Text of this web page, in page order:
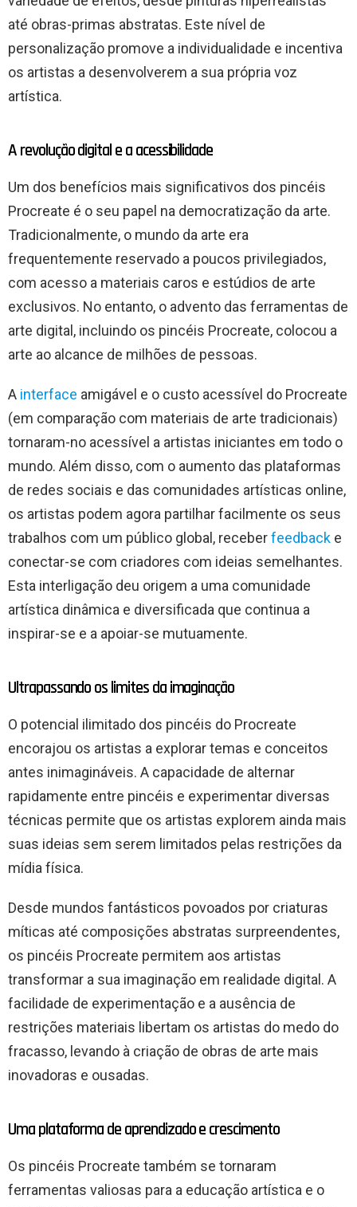
até obras-primas abstratas. Este nível de
personalização promove a individualidade e incentiva
os artistas a desenvolverem a sua própria voz
artística.
A revolução digital e a acessibilidade
Um dos benefícios mais significativos dos pincéis
Procreate é o seu papel na democratização da arte.
Tradicionalmente, o mundo da arte era
frequentemente reservado a poucos privilegiados,
com acesso a materiais caros e estúdios de arte
exclusivos. No entanto, o advento das ferramentas de
arte digital, incluindo os pincéis Procreate, colocou a
arte ao alcance de milhões de pessoas.
A interface amigável e o custo acessível do Procreate
(em comparação com materiais de arte tradicionais)
tornaram-no acessível a artistas iniciantes em todo o
mundo. Além disso, com o aumento das plataformas
de redes sociais e das comunidades artísticas online,
os artistas podem agora partilhar facilmente os seus
trabalhos com um público global, receberfeedback e
conectar-se com criadores com ideias semelhantes.
Esta interligação deu origem a uma comunidade
artística dinâmica e diversificada que continua a
inspirar-se e a apoiar-se mutuamente.
Ultrapassando os limites da imaginação
O potencial ilimitado dos pincéis do Procreate
encorajou os artistas a explorar temas e conceitos
antes inimagináveis. A capacidade de alternar
rapidamente entre pincéis e experimentar diversas
técnicas permite que os artistas explorem ainda mais
suas ideias sem serem limitados pelas restrições da
mídia física.
Desde mundos fantásticos povoados por criaturas
míticas até composições abstratas surpreendentes,
os pincéis Procreate permitem aos artistas
transformar a sua imaginação em realidade digital. A
facilidade de experimentação e a ausência de
restrições materiais libertam os artistas do medo do
fracasso, levando à criação de obras de arte mais
inovadoras e ousadas.
Uma plataforma de aprendizado e crescimento
Os pincéis Procreate também se tornaram
ferramentas valiosas para a educação artística e o